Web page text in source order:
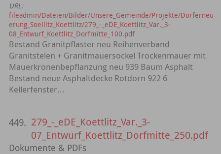
URL:
fileadmin/Dateien/Bilder/Unsere_Gemeinde/Projekte/Dorferneu
erung_Soellitz_Koettlitz/279_-_eDE_Koettlitz_Var._3-
08_Entwurf_Koettlitz_Dorfmitte_100.pdf
Bestand Granitpflaster neu Reihenverband
Granitstelen + Granitmauersockel Trockenmauer mit
Mauerkronenbepflanzung neu 939 Baum Asphalt
Bestand neue Asphaltdecke Rotdorn 922 6
Kellerfenster...
449. 279_-_eDE_Koettlitz_Var._3-
07_Entwurf_Koettlitz_Dorfmitte_250.pdf
Dokumente & PDFs